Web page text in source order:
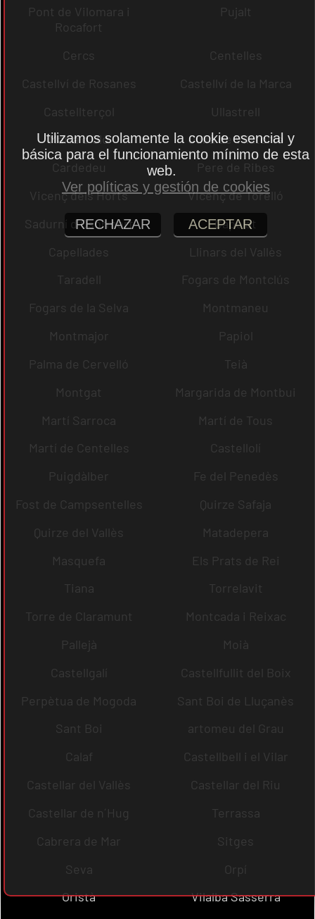
Pont de Vilomara i
Rocafort
Pujalt
Cercs
Centelles
Castellví de Rosanes
Castellví de la Marca
Castellterçol
Ullastrell
Maria d´Oló
Julià de Vilatorta
Cardedeu
Pere de Ribes
Vicenç dels Horts
Vicenç de Torelló
Sadurní d´Osormort
Capolat
Capellades
Llinars del Vallès
Taradell
Fogars de Montclús
Fogars de la Selva
Montmaneu
Montmajor
Papiol
Palma de Cervelló
Teià
Montgat
Margarida de Montbui
Martí Sarroca
Martí de Tous
Martí de Centelles
Castellolí
Puigdàlber
Fe del Penedès
Fost de Campsentelles
Quirze Safaja
Quirze del Vallès
Matadepera
Masquefa
Els Prats de Rei
Tiana
Torrelavit
Torre de Claramunt
Montcada i Reixac
Pallejà
Moià
Castellgalí
Castellfullit del Boix
Perpètua de Mogoda
Sant Boi de Lluçanès
Sant Boi
artomeu del Grau
Calaf
Castellbell i el Vilar
Castellar del Vallès
Castellar del Riu
Castellar de n´Hug
Terrassa
Cabrera de Mar
Sitges
Seva
Orpí
Oristà
Vilalba Sasserra
Utilizamos solamente la cookie esencial y
básica para el funcionamiento mínimo de esta
web.
Ver políticas y gestión de cookies
RECHAZAR ACEPTAR